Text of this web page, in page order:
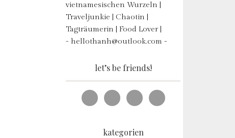
vietnamesischen Wurzeln |
Traveljunkie | Chaotin |
Tagträumerin | Food Lover |
- hellothanh@outlook.com -
let’s be friends!
kategorien